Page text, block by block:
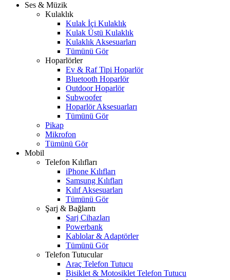
Ses & Müzik
Kulaklık
Kulak İçi Kulaklık
Kulak Üstü Kulaklık
Kulaklık Aksesuarları
Tümünü Gör
Hoparlörler
Ev & Raf Tipi Hoparlör
Bluetooth Hoparlör
Outdoor Hoparlör
Subwoofer
Hoparlör Aksesuarları
Tümünü Gör
Pikap
Mikrofon
Tümünü Gör
Mobil
Telefon Kılıfları
iPhone Kılıfları
Samsung Kılıfları
Kılıf Aksesuarları
Tümünü Gör
Şarj & Bağlantı
Şarj Cihazları
Powerbank
Kablolar & Adaptörler
Tümünü Gör
Telefon Tutucular
Araç Telefon Tutucu
Bisiklet & Motosiklet Telefon Tutucu